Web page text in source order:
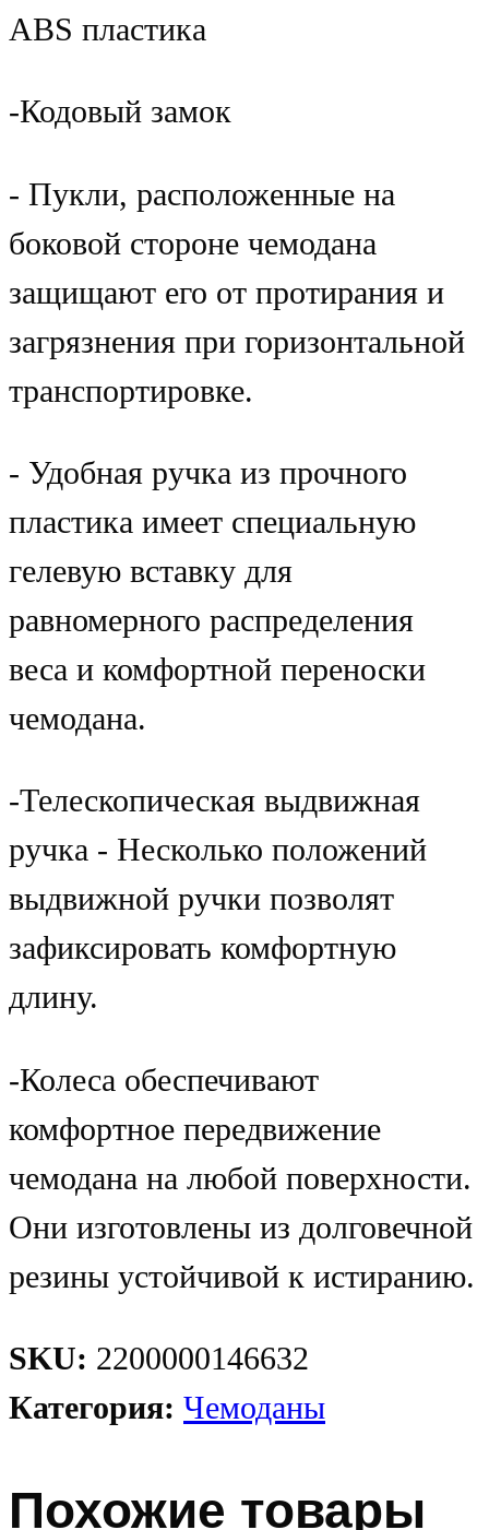
ABS пластика
-Кодовый замок
- Пукли, расположенные на
боковой стороне чемодана
защищают его от протирания и
загрязнения при горизонтальной
транспортировке.
- Удобная ручка из прочного
пластика имеет специальную
гелевую вставку для
равномерного распределения
веса и комфортной переноски
чемодана.
-Телескопическая выдвижная
ручка - Несколько положений
выдвижной ручки позволят
зафиксировать комфортную
длину.
-Колеса обеспечивают
комфортное передвижение
чемодана на любой поверхности.
Они изготовлены из долговечной
резины устойчивой к истиранию.
SKU: 2200000146632
Категория: Чемоданы
Похожие товары